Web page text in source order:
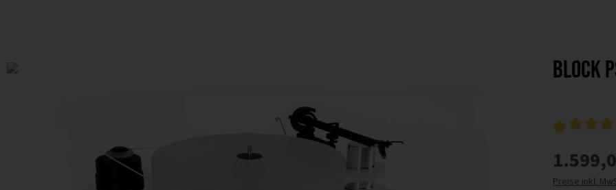
Block
Preise inkl.